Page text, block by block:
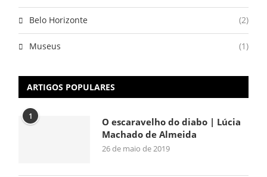
Belo Horizonte (2)
Museus (1)
ARTIGOS POPULARES
1
O escaravelho do diabo | Lúcia
Machado de Almeida
26 de maio de 2019